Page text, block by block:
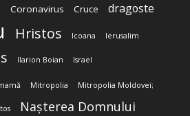
Coronavirus Cruce dragoste
Hristos Icoana Ierusalim
Ilarion Boian Israel
Mitropolia Mitropolia Moldovei;
Nașterea Domnului